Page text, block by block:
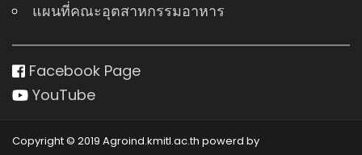
แผนที่คณะอุตสาหกรรมอาหาร
Facebook Page
YouTube
Copyright © 2019 Agroind.kmitl.ac.th powerd by